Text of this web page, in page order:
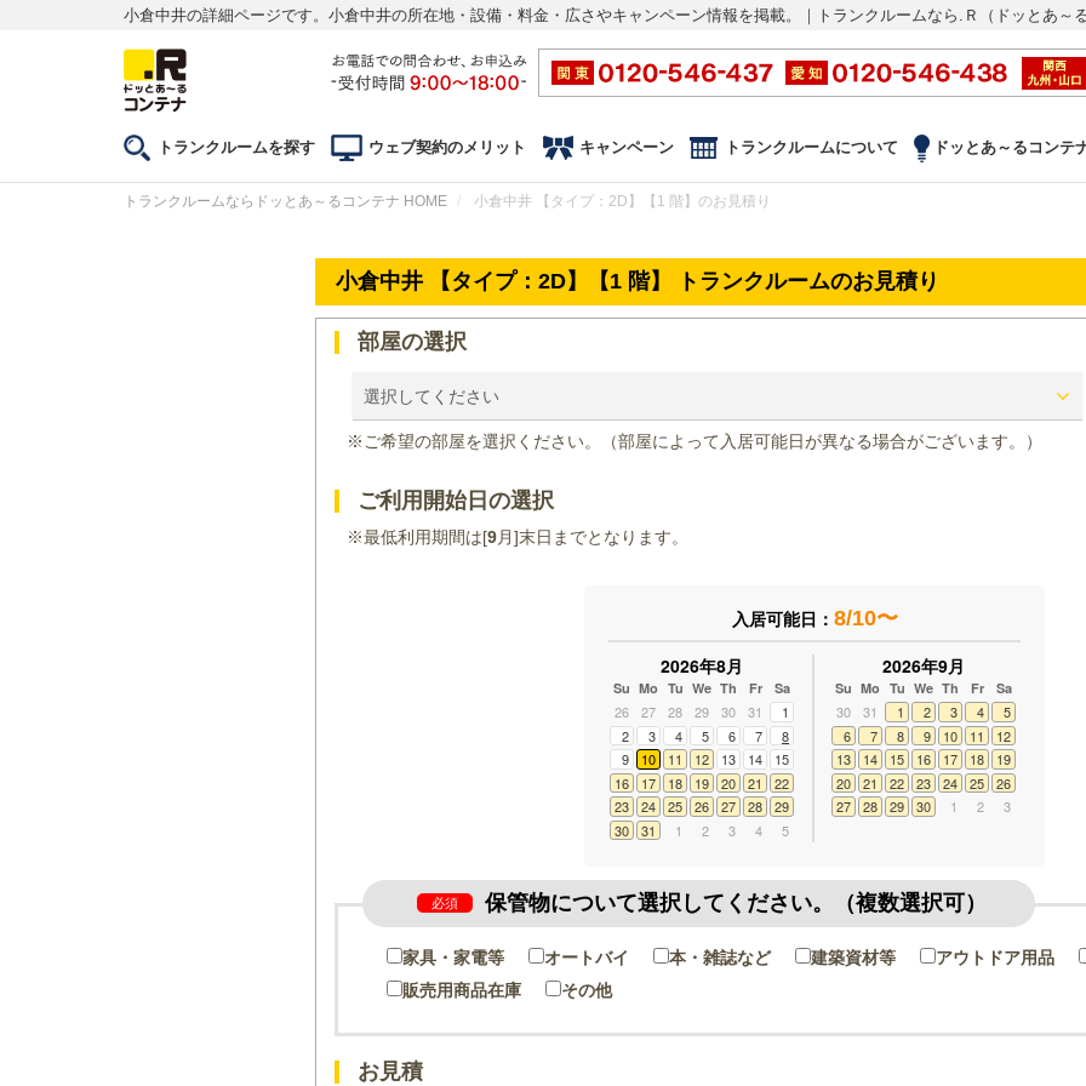
小倉中井の詳細ページです。小倉中井の所在地・設備・料金・広さやキャンペーン情報を掲載。｜トランクルームなら.Ｒ（ドッとあ～
トランクルームを探す ウェブ契約のメリット キャンペーン トランクルームについて ドッとあ～るコンテ
トランクルームならドッとあ～るコンテナ HOME 小倉中井 【タイプ：2D】【1 階】のお見積り
小倉中井 【タイプ：2D】【1 階】 トランクルームのお見積り
部屋の選択
選択してください
※ご希望の部屋を選択ください。（部屋によって入居可能日が異なる場合がございます。）
ご利用開始日の選択
※最低利用期間は[9月]末日までとなります。
入居可能日： 8/10〜
2026年8月
Su Mo Tu We Th Fr Sa
26 27 28 29 30 31
1
2
3 4 5 6 7
8
9
10 11 12 13 14
15
16
17 18 19 20 21
22
23
24 25 26 27 28
29
30
31 1 2 3 4 5
2026年9月
Su Mo Tu We Th Fr Sa
30 31 1 2 3 4
5
6
7 8 9 10 11
12
13
14 15 16 17 18
19
20
21 22 23 24 25
26
27
28 29 30 1 2 3
必須 保管物について選択してください。（複数選択可）
家具・家電等 オートバイ 本・雑誌など 建築資材等 アウトドア用品
販売用商品在庫
その他
お見積